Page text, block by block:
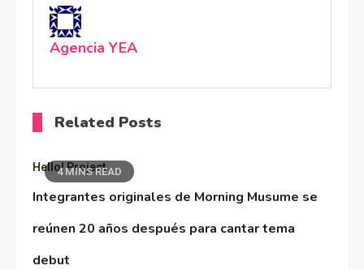
Agencia YEA
Related Posts
4 MINS READ
Hello! Project
Integrantes originales de Morning Musume se
reúnen 20 años después para cantar tema
debut